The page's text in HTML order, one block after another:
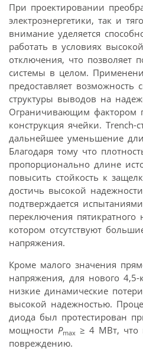
При проектировании
электроэнергетики, так и
внимание уделяется
работать в условиях
отключения, что позволяет
системы в целом.
предоставляет возможность
структуры выводов на
Ограничивающим фактором
конструкция ячейки. Trench-
дальнейшее уменьшение
Благодаря тому что
пропорционально длине
повысить стойкость к
достичь высокой
подтверждается
переключения
котором отсутствуют
напряжения.
Кроме малого значения
напряжения, для нового 4,5-
низкие динамические
высокой надежностью.
диода был протестирован
мощности Pmax ≥ 4 МВт, что
повреждению.